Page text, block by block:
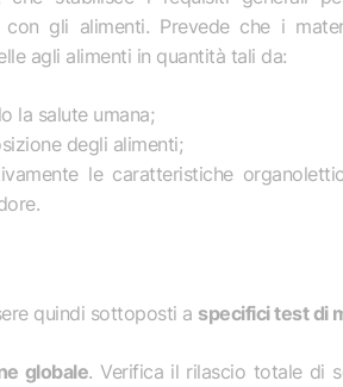
to close
gli alimenti. Prevede che i
agli alimenti in quantità tali da:
la salute umana;
degli alimenti;
le caratteristiche
quindi sottoposti a specifici test di
globale. Verifica il rilascio totale di